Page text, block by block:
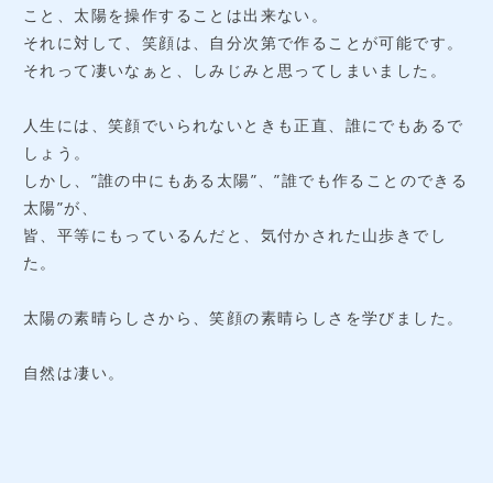
こと、太陽を操作することは出来ない。
それに対して、笑顔は、自分次第で作ることが可能です。
それって凄いなぁと、しみじみと思ってしまいました。
人生には、笑顔でいられないときも正直、誰にでもあるで
しょう。
しかし、”誰の中にもある太陽”、”誰でも作ることのできる
太陽”が、
皆、平等にもっているんだと、気付かされた山歩きでし
た。
太陽の素晴らしさから、笑顔の素晴らしさを学びました。
自然は凄い。